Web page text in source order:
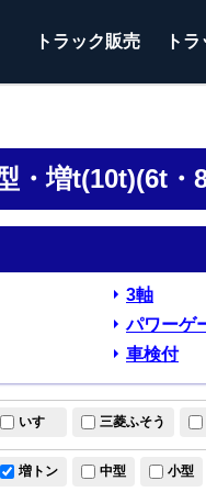
トラック販売 ト
・増t(10t)(6t・
3軸
パワーゲ
車検付
増トン 中型 小型
いすゞ 三菱ふそう